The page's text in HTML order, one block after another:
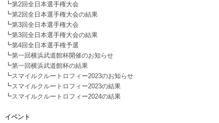
┗第2回全日本選手権大会
┗第2回全日本選手権大会の結果
┗第3回全日本選手権大会
┗第3回全日本選手権大会の結果
┗第4回全日本選手権予選
┗第一回横浜武道館杯開催のお知らせ
┗第一回横浜武道館杯の結果
┗スマイルクルートロフィー2023のお知らせ
┗スマイルクルートロフィー2023の結果
┗スマイルクルートロフィー2024の結果
イベント